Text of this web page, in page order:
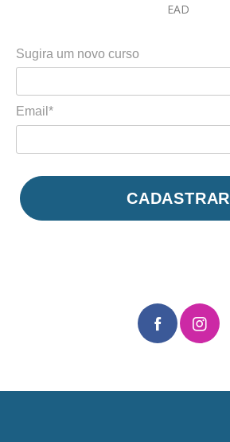
EAD
Sugira um novo curso
Email*
CADASTRAR